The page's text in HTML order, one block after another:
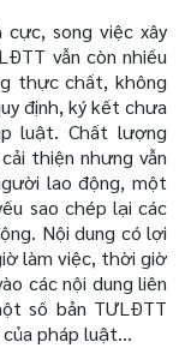
song việc xây
vẫn còn nhiều
thực chất, không
định, ký kết chưa
luật. Chất lượng
thiện nhưng vẫn
lao động, một
sao chép lại các
Nội dung có lợi
làm việc, thời giờ
các nội dung liên
số bản TƯLĐTT
pháp luật…